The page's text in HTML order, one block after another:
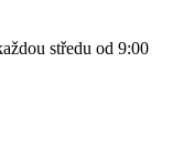
středu od 9:00